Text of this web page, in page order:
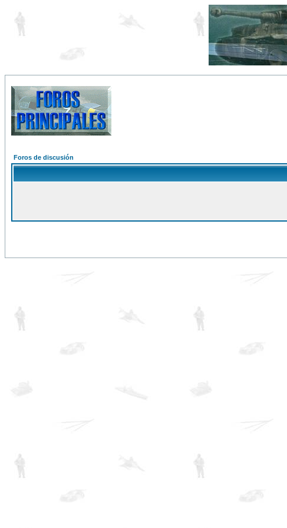
Foros de discusión